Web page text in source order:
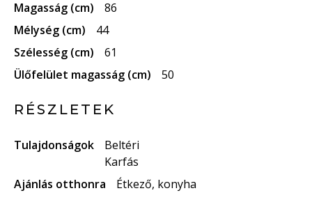
Magasság (cm)
86
Mélység (cm)
44
Szélesség (cm)
61
Ülőfelület magasság (cm)
50
RÉSZLETEK
Tulajdonságok
Beltéri
Karfás
Ajánlás otthonra
Étkező, konyha